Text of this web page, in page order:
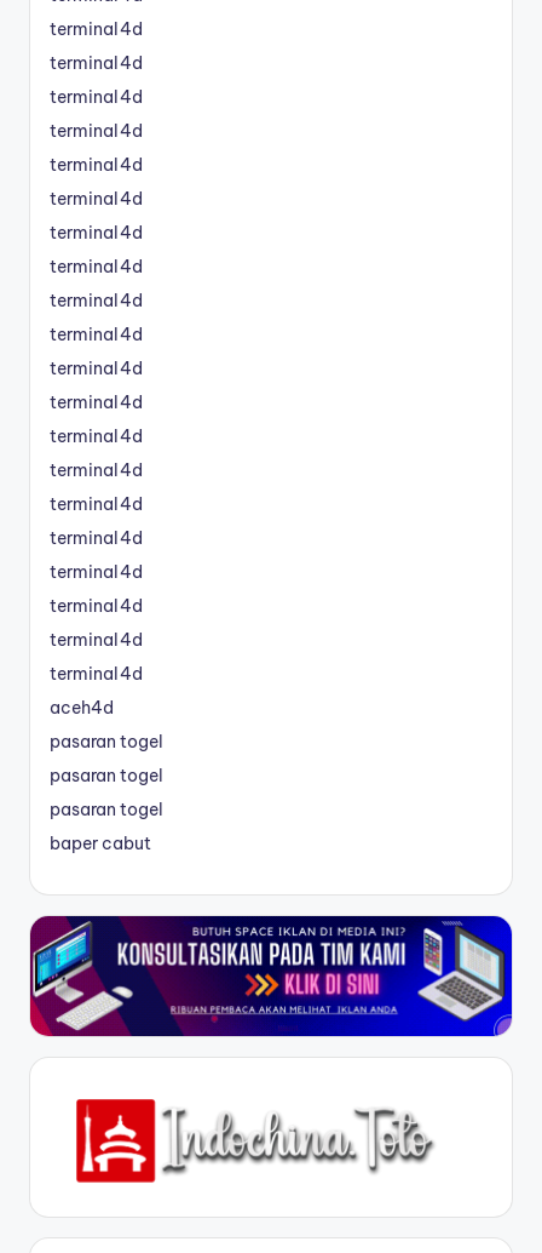
terminal4d
terminal4d
terminal4d
terminal4d
terminal4d
terminal4d
terminal4d
terminal4d
terminal4d
terminal4d
terminal4d
terminal4d
terminal4d
terminal4d
terminal4d
terminal4d
terminal4d
terminal4d
terminal4d
terminal4d
aceh4d
pasaran togel
pasaran togel
pasaran togel
baper cabut